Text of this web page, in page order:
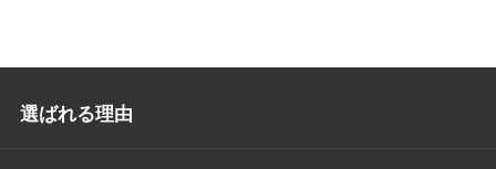
選ばれる理由